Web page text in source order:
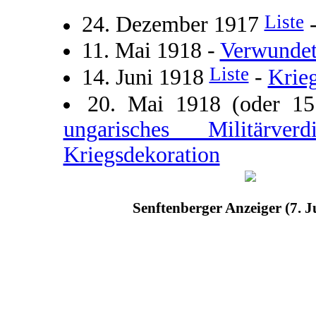
24. Dezember 1917Liste
11. Mai 1918 -
14. Juni 1918Liste-
20. Mai 1918 (oder
ungarisches
Kriegsdekoration
Senftenberger Anzeiger (7.